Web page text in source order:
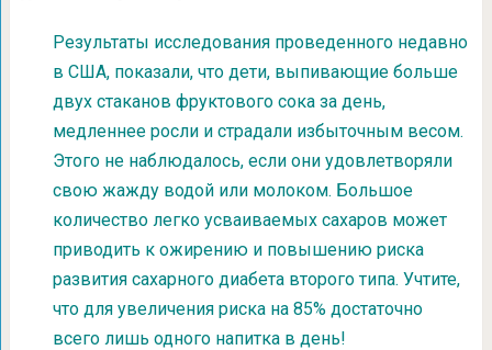
Результаты исследования проведенного недавно
в США, показали, что дети, выпивающие больше
двух стаканов фруктового сока за день,
медленнее росли и страдали избыточным весом.
Этого не наблюдалось, если они удовлетворяли
свою жажду водой или молоком. Большое
количество легко усваиваемых сахаров может
приводить к ожирению и повышению риска
развития сахарного диабета второго типа. Учтите,
что для увеличения риска на 85% достаточно
всего лишь одного напитка в день!